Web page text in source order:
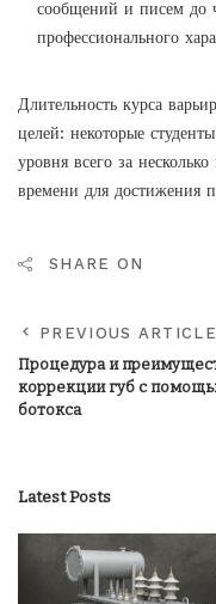
сообщений и писем до
профессионального
Длительность курса
целей: некоторые
уровня всего за
времени для достижения
SHARE ON
PREVIOUS ARTICLE
Процедура и
коррекции губ с
ботокса
Latest Posts